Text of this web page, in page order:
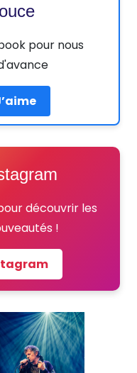
pour nous
découvrir les
!